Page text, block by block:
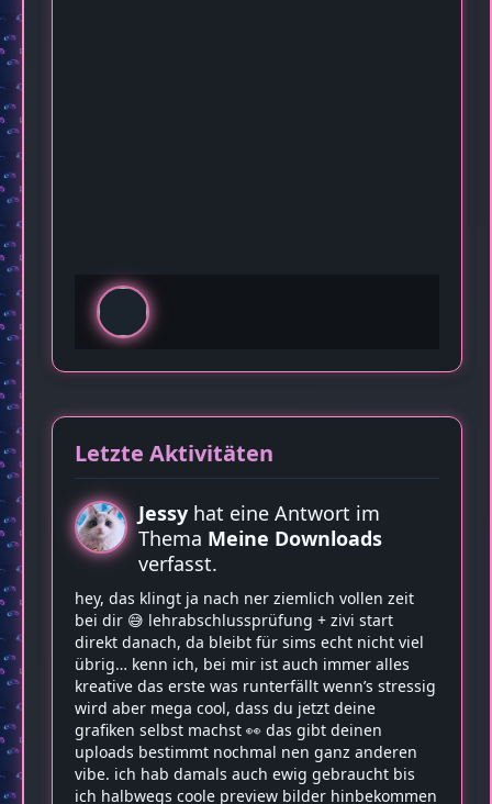
Letzte Aktivitäten
Jessy hat eine Antwort im
Thema Meine Downloads
verfasst.
hey, das klingt ja nach ner ziemlich vollen zeit
bei dir 😅 lehrabschlussprüfung + zivi start
direkt danach, da bleibt für sims echt nicht viel
übrig… kenn ich, bei mir ist auch immer alles
kreative das erste was runterfällt wenn’s stressig
wird aber mega cool, dass du jetzt deine
grafiken selbst machst 👀 das gibt deinen
uploads bestimmt nochmal nen ganz anderen
vibe. ich hab damals auch ewig gebraucht bis
ich halbwegs coole preview bilder hinbekommen